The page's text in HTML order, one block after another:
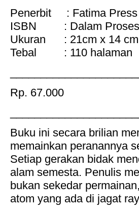
Penerbit : Fatima Press
ISBN : Dalam Proses
Ukuran : 21cm x 14 cm
Tebal : 110 halaman
Rp. 67.000
Buku ini secara brilian
memainkan peranannya
Setiap gerakan bidak
alam semesta. Penulis
bukan sekedar
atom yang ada di jagat